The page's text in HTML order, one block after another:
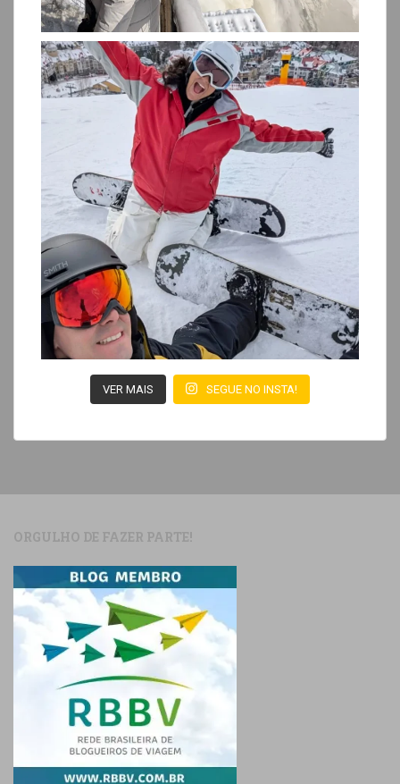
VER MAIS SEGUE NO INSTA!
ORGULHO DE FAZER PARTE!